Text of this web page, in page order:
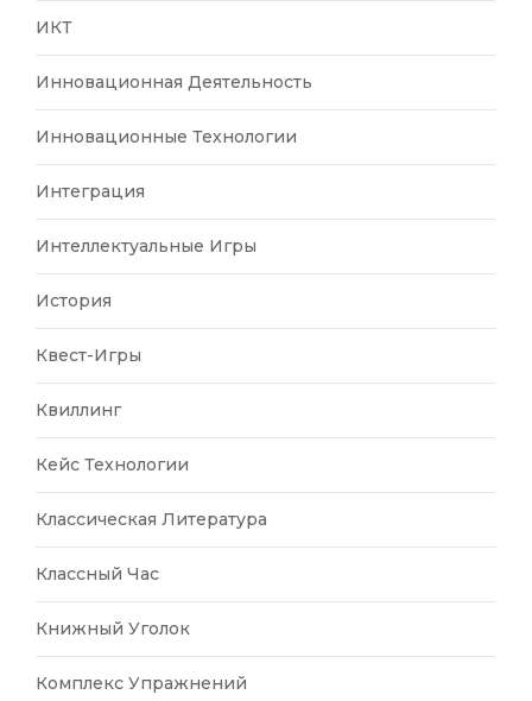
ИКТ
Инновационная Деятельность
Инновационные Технологии
Интеграция
Интеллектуальные Игры
История
Квест-Игры
Квиллинг
Кейс Технологии
Классическая Литература
Классный Час
Книжный Уголок
Комплекс Упражнений